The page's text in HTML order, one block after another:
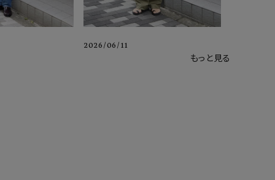
2026/06/11
もっと見る